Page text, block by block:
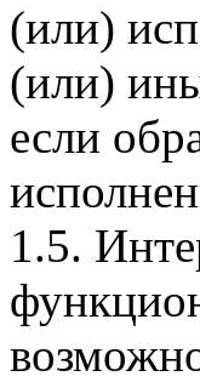
(или)
(или)
если
1.5.